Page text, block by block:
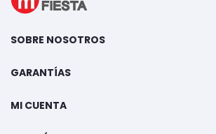
SOBRE NOSOTROS
GARANTÍAS
MI CUENTA